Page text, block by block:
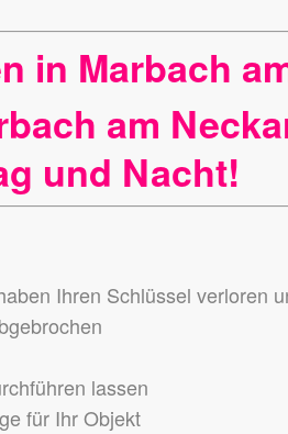
in Marbach
am
und Nacht!
Ihren Schlüssel verloren
lassen
für Ihr Objekt